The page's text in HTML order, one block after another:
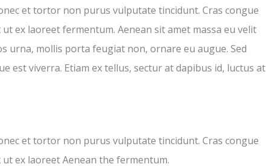
et tortor non purus vulputate tincidunt. Cras congue
ex laoreet fermentum. Aenean sit amet massa eu velit
urna, mollis porta feugiat non, ornare eu augue. Sed
est viverra. Etiam ex tellus, sectur at dapibus id, luctus at
et tortor non purus vulputate tincidunt. Cras congue
ex laoreet Aenean the fermentum.